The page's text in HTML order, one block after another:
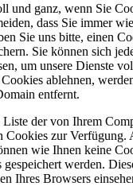
und ganz, wenn Sie
dass Sie immer
Sie uns bitte, einen
Sie können sich
um unsere Dienste
ablehnen,
entfernt.
der von Ihrem
Cookies zur Verfügung.
wie Ihnen keine
werden.
Ihres Browsers